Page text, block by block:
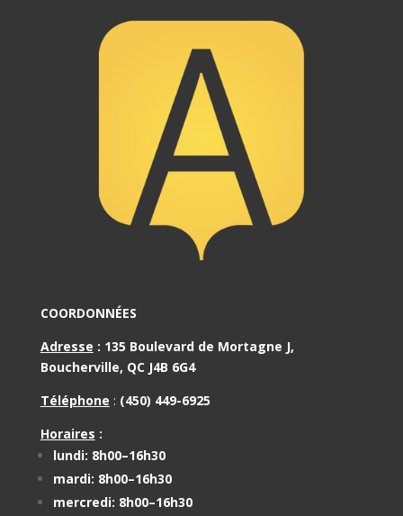
COORDONNÉES
Adresse : 135 Boulevard de Mortagne J,
Boucherville, QC J4B 6G4
Téléphone : (450) 449-6925
Horaires :
lundi: 8h00–16h30
mardi: 8h00–16h30
mercredi: 8h00–16h30